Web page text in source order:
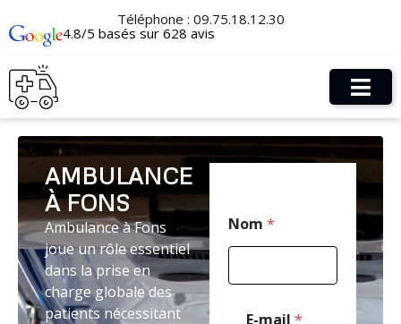
Téléphone : 09.75.18.12.30
4.8/5 basés sur 628 avis
AMBULANCE
À FONS
Ambulance à Fons
joue un rôle essentiel
dans la prise en
charge globale des
patients nécessitant
é
l
p
Nom *
E-mail *